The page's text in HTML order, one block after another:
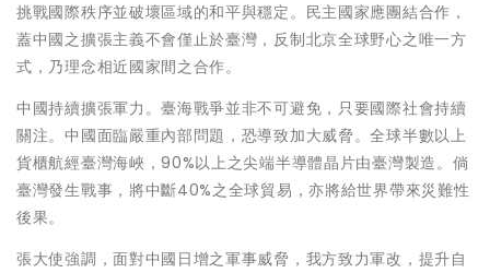
挑戰國際秩序並破壞區域的和平與穩定。民主國家應團結合作，
蓋中國之擴張主義不會僅止於臺灣，反制北京全球野心之唯一方
式，乃理念相近國家間之合作。
中國持續擴張軍力。臺海戰爭並非不可避免，只要國際社會持續
關注。中國面臨嚴重內部問題，恐導致加大威脅。全球半數以上
貨櫃航經臺灣海峽，90%以上之尖端半導體晶片由臺灣製造。倘
臺灣發生戰事，將中斷40%之全球貿易，亦將給世界帶來災難性
後果。
張大使強調，面對中國日增之軍事威脅，我方致力軍改，提升自